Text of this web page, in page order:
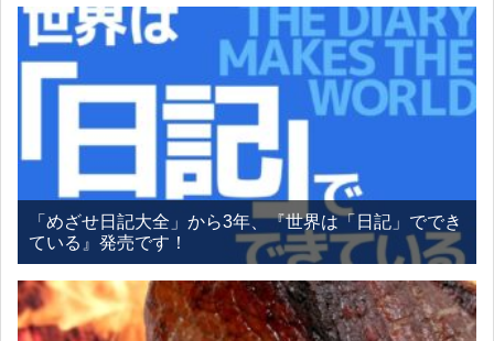
「めざせ日記大全」から3年、『世界は「日記」ででき
ている』発売です！